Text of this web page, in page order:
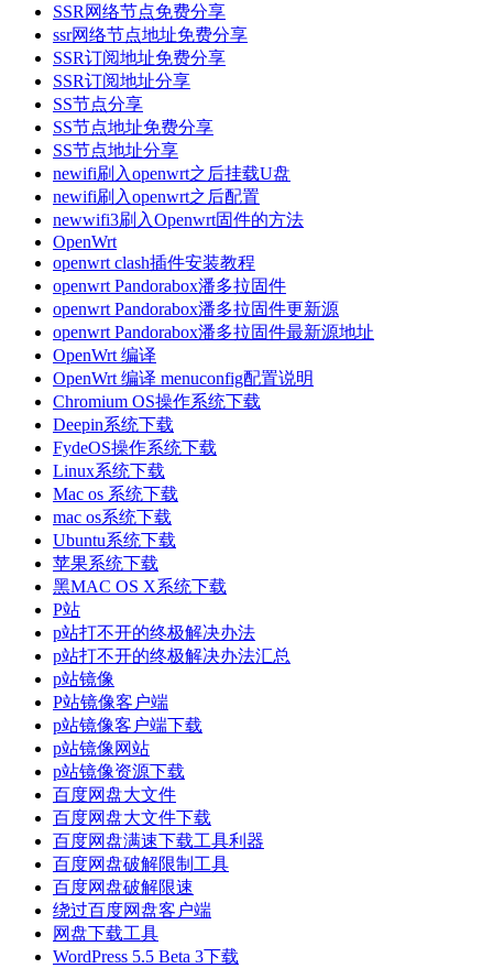
SSR网络节点免费分享
ssr网络节点地址免费分享
SSR订阅地址免费分享
SSR订阅地址分享
SS节点分享
SS节点地址免费分享
SS节点地址分享
newifi刷入openwrt之后挂载U盘
newifi刷入openwrt之后配置
newwifi3刷入Openwrt固件的方法
OpenWrt
openwrt clash插件安装教程
openwrt Pandorabox潘多拉固件
openwrt Pandorabox潘多拉固件更新源
openwrt Pandorabox潘多拉固件最新源地址
OpenWrt 编译
OpenWrt 编译 menuconfig配置说明
Chromium OS操作系统下载
Deepin系统下载
FydeOS操作系统下载
Linux系统下载
Mac os 系统下载
mac os系统下载
Ubuntu系统下载
苹果系统下载
黑MAC OS X系统下载
P站
p站打不开的终极解决办法
p站打不开的终极解决办法汇总
p站镜像
P站镜像客户端
p站镜像客户端下载
p站镜像网站
p站镜像资源下载
百度网盘大文件
百度网盘大文件下载
百度网盘满速下载工具利器
百度网盘破解限制工具
百度网盘破解限速
绕过百度网盘客户端
网盘下载工具
WordPress 5.5 Beta 3下载